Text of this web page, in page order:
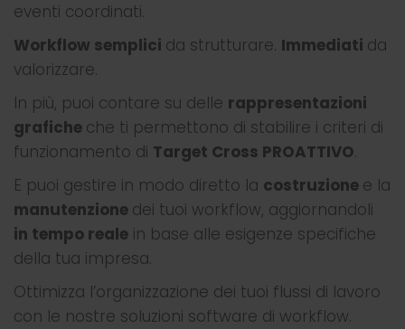
eventi coordinati.
Workflow semplici da strutturare. Immediati da
valorizzare.
In più, puoi contare su delle rappresentazioni
grafiche che ti permettono di stabilire i criteri di
funzionamento di Target Cross PROATTIVO.
E puoi gestire in modo diretto la costruzione e la
manutenzione dei tuoi workflow, aggiornandoli
in tempo reale in base alle esigenze specifiche
della tua impresa.
Ottimizza l’organizzazione dei tuoi flussi di lavoro
con le nostre soluzioni software di workflow.